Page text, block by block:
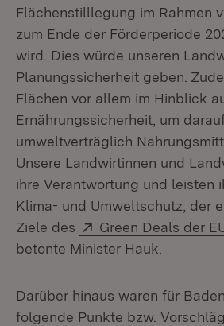
Flächenstilllegung im Rahmen
zum Ende der Förderperiode
wird. Dies würde unseren
Planungssicherheit geben.
Flächen vor allem im Hinblick
Ernährungssicherheit, um
umweltverträglich
Unsere Landwirtinnen und
ihre Verantwortung und leisten
Klima- und Umweltschutz, der
Ziele des
Extern:
Green Deals der
betonte Minister Hauk.
Darüber hinaus waren für
folgende Punkte bzw.